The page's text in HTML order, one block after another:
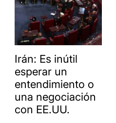
Irán: Es inútil
esperar un
entendimiento o
una negociación
con EE.UU.